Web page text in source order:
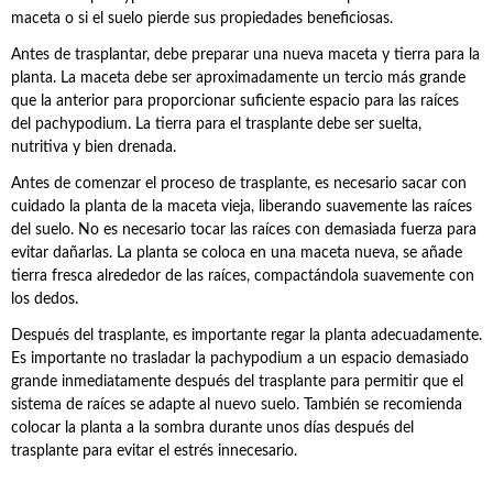
maceta o si el suelo pierde sus propiedades beneficiosas.
Antes de trasplantar, debe preparar una nueva maceta y tierra para la
planta. La maceta debe ser aproximadamente un tercio más grande
que la anterior para proporcionar suficiente espacio para las raíces
del pachypodium. La tierra para el trasplante debe ser suelta,
nutritiva y bien drenada.
Antes de comenzar el proceso de trasplante, es necesario sacar con
cuidado la planta de la maceta vieja, liberando suavemente las raíces
del suelo. No es necesario tocar las raíces con demasiada fuerza para
evitar dañarlas. La planta se coloca en una maceta nueva, se añade
tierra fresca alrededor de las raíces, compactándola suavemente con
los dedos.
Después del trasplante, es importante regar la planta adecuadamente.
Es importante no trasladar la pachypodium a un espacio demasiado
grande inmediatamente después del trasplante para permitir que el
sistema de raíces se adapte al nuevo suelo. También se recomienda
colocar la planta a la sombra durante unos días después del
trasplante para evitar el estrés innecesario.